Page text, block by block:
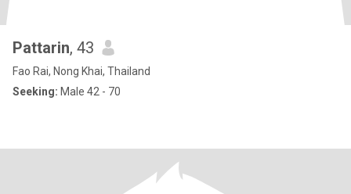
Pattarin, 43
Fao Rai, Nong Khai, Thailand
Seeking: Male 42 - 70